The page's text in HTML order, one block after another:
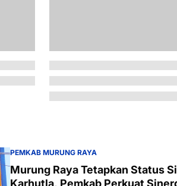
PEMKAB MURUNG RAYA
Murung Raya Tetapkan Status
Karhutla, Pemkab Perkuat